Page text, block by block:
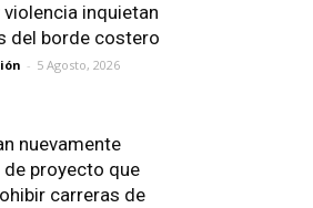
inquietan
del borde costero
- 5 Agosto, 2026
nuevamente
proyecto que
carreras de